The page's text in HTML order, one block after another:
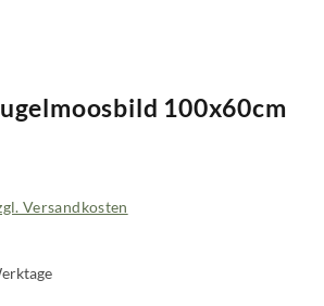
100x60cm
Versandkosten